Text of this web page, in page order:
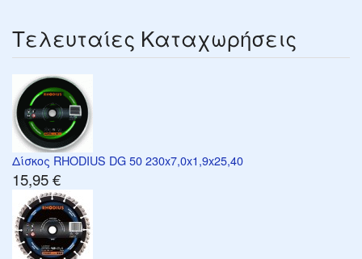
Τελευταίες Καταχωρήσεις
Δίσκος RHODIUS DG 50 230x7,0x1,9x25,40
15,95 €